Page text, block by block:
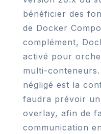
bénéficier des
de Docker
complément,
activé pour
multi-
négligé est la
faudra prévoir
overlay, afin de
communication